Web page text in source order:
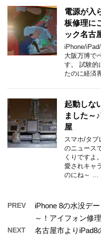
電源が入
板修理に
ック名古
iPhone/
大阪万博で
す。 試験的
たのに経済
起動しな
ました～
屋
スマホ/タブ
のニュース
くりですよ
愛されキャ
のにね～ …
PREV
iPhone 8の水没デ
～！アイフォン修
NEXT
名古屋市よりiPad8